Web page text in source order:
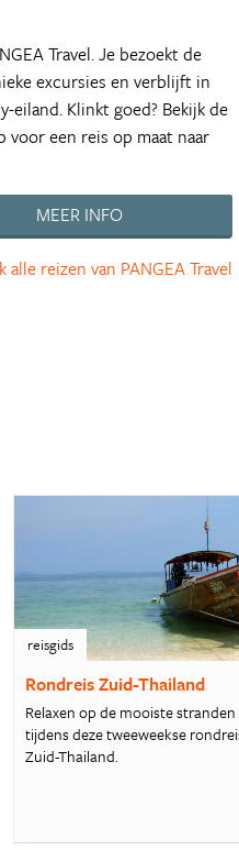
Travel. Je bezoekt de
excursies en verblijft in
Klinkt goed? Bekijk de
een reis op maat naar
MEER INFO
alle reizen van PANGEA Travel
reisgids
Rondreis Zuid-Thailand
Relaxen op de mooiste
tijdens deze tweeweekse
Zuid-Thailand.